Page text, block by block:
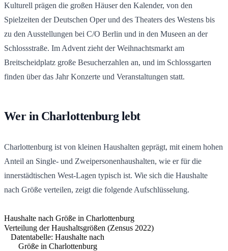
Kulturell prägen die großen Häuser den Kalender, von den
Spielzeiten der Deutschen Oper und des Theaters des Westens bis
zu den Ausstellungen bei C/O Berlin und in den Museen an der
Schlossstraße. Im Advent zieht der Weihnachtsmarkt am
Breitscheidplatz große Besucherzahlen an, und im Schlossgarten
finden über das Jahr Konzerte und Veranstaltungen statt.
Wer in Charlottenburg lebt
Charlottenburg ist von kleinen Haushalten geprägt, mit einem hohen
Anteil an Single- und Zweipersonenhaushalten, wie er für die
innerstädtischen West-Lagen typisch ist. Wie sich die Haushalte
nach Größe verteilen, zeigt die folgende Aufschlüsselung.
Haushalte nach Größe in Charlottenburg
Verteilung der Haushaltsgrößen (Zensus 2022)
Datentabelle: Haushalte nach
Größe in Charlottenburg